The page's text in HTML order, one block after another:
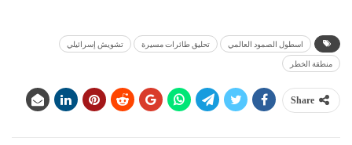
اسطول الصمود العالمي تحليق طائرات مسيرة تشويش إسرائيلي
منطقة الخطر
Share